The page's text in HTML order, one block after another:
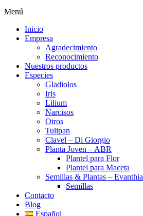
Menú
Inicio
Empresa
Agradecimiento
Reconocimiento
Nuestros productos
Especies
Gladiolos
Iris
Lilium
Narcisos
Otros
Tulipan
Clavel – Di Giorgio
Planta Joven – ABR
Plantel para Flor
Plantel para Maceta
Semillas & Plantas – Evanthia
Semillas
Contacto
Blog
Español